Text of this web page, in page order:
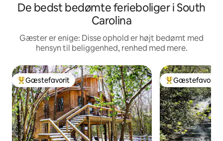
De bedst bedømte ferieboliger i South
Carolina
Gæster er enige: Disse ophold er højt bedømt med
hensyn til beliggenhed, renhed med mere.
Bedste gæstefavorit
Gæstefavorit Bedste
Gæstefavorit